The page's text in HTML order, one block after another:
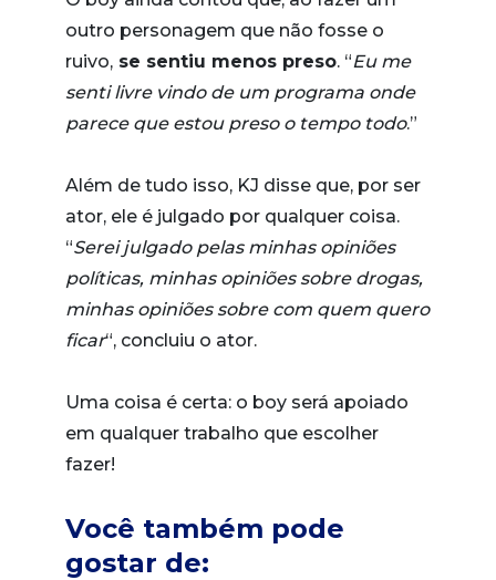
outro personagem que não fosse o
ruivo, se sentiu menos preso. “Eu me
senti livre vindo de um programa onde
parece que estou preso o tempo todo.”
Além de tudo isso, KJ disse que, por ser
ator, ele é julgado por qualquer coisa.
“Serei julgado pelas minhas opiniões
políticas, minhas opiniões sobre drogas,
minhas opiniões sobre com quem quero
ficar“, concluiu o ator.
Uma coisa é certa: o boy será apoiado
em qualquer trabalho que escolher
fazer!
Você também pode
gostar de: